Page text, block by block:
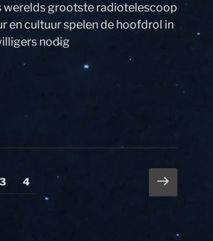
werelds grootste radiotelescoop
en cultuur spelen de hoofdrol in
nodig
Pagina
3 Pagina
4
pagina